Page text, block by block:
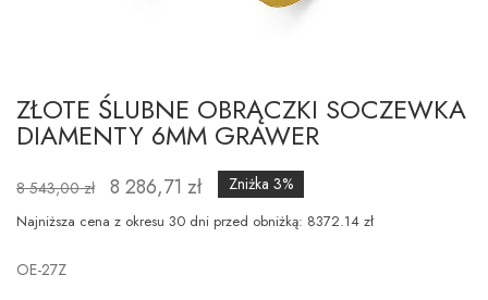
ZŁOTE ŚLUBNE OBRĄCZKI SOCZEWKA
DIAMENTY 6MM GRAWER
8 543,00 zł 8 286,71 zł Zniżka 3%
Najniższa cena z okresu 30 dni przed obniżką: 8372.14 zł
OE-27Z